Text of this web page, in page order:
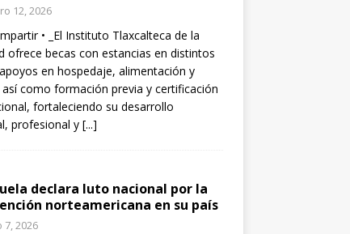
12, 2026
• _El Instituto Tlaxcalteca de la
ofrece becas con estancias en distintos
en hospedaje, alimentación y
como formación previa y certificación
fortaleciendo su desarrollo
profesional y [...]
declara luto nacional por la
norteamericana en su país
7, 2026